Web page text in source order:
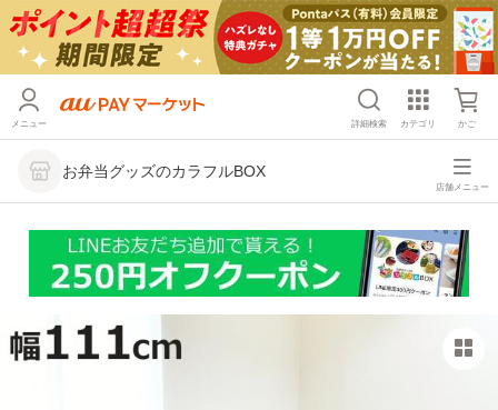
メニュー 詳細検索 カテゴリ かご
お弁当グッズのカラフルBOX
店舗メニュー